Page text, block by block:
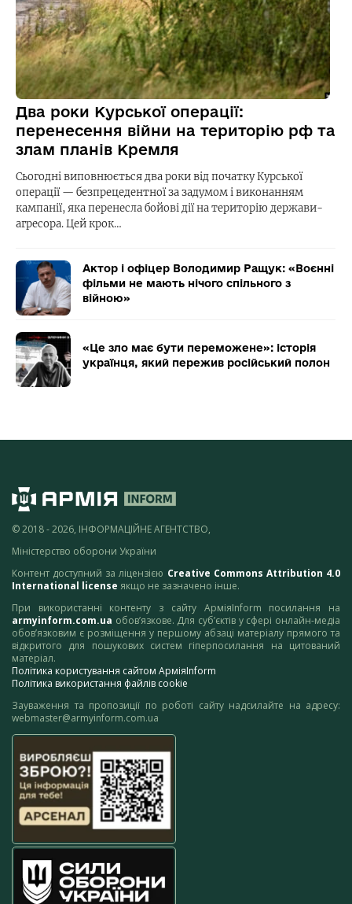
Два роки Курської операції:
перенесення війни на територію рф та
злам планів Кремля
Сьогодні виповнюється два роки від початку Курської
операції — безпрецедентної за задумом і виконанням
кампанії, яка перенесла бойові дії на територію держави-
агресора. Цей крок…
Актор і офіцер Володимир Ращук: «Воєнні
фільми не мають нічого спільного з
війною»
«Це зло має бути переможене»: історія
українця, який пережив російський полон
© 2018 - 2026, ІНФОРМАЦІЙНЕ АГЕНТСТВО,
Міністерство оборони України
Контент доступний за ліцензією Creative Commons Attribution 4.0
International license якщо не зазначено інше.
При використанні контенту з сайту АрміяInform посилання на
armyinform.com.ua обов’язкове. Для суб’єктів у сфері онлайн-медіа
обов’язковим є розміщення у першому абзаці матеріалу прямого та
відкритого для пошукових систем гіперпосилання на цитований
матеріал.
Політика користування сайтом АрміяInform
Політика використання файлів cookie
Зауваження та пропозиції по роботі сайту надсилайте на адресу:
webmaster@armyinform.com.ua